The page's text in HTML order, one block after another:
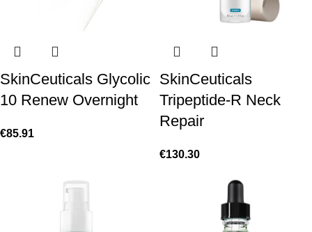
SkinCeuticals Glycolic
10 Renew Overnight
€85.91
SkinCeuticals
Tripeptide-R Neck
Repair
€130.30